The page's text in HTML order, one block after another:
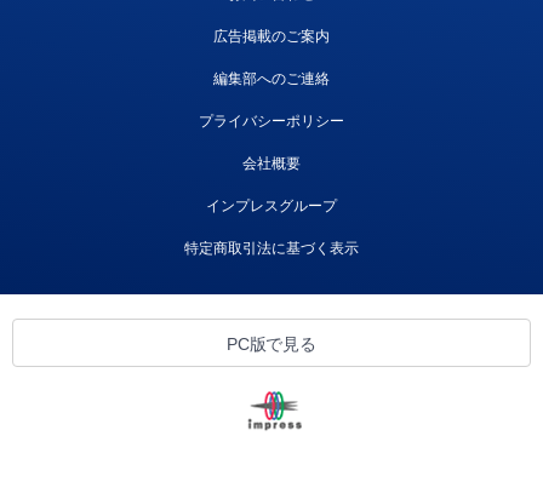
広告掲載のご案内
編集部へのご連絡
プライバシーポリシー
会社概要
インプレスグループ
特定商取引法に基づく表示
PC版で見る